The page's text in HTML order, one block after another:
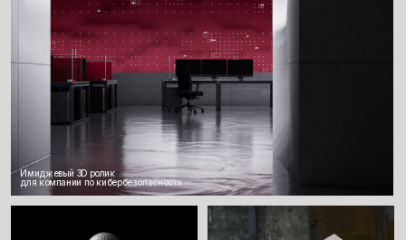
Айдентика и сайт для
персональных чекапов
Айдентика для мед. центра
Swiss Longevity Gate